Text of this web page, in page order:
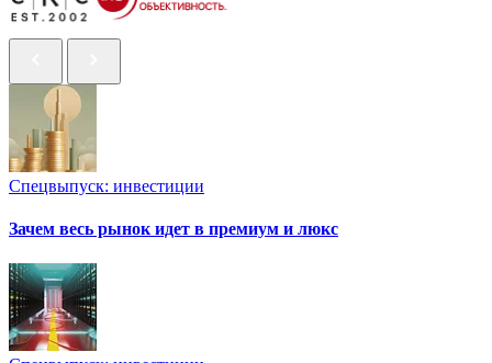
Спецвыпуск: инвестиции
Зачем весь рынок идет в премиум и люкс